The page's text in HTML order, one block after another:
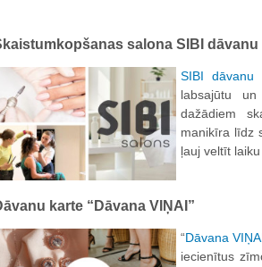
salona SIBI dāvanu
SIBI dāvanu
labsajūtu
dažādiem
manikīra līdz
ļauj veltīt
karte “Dāvana VIŅAI”
“Dāvana
iecienītus